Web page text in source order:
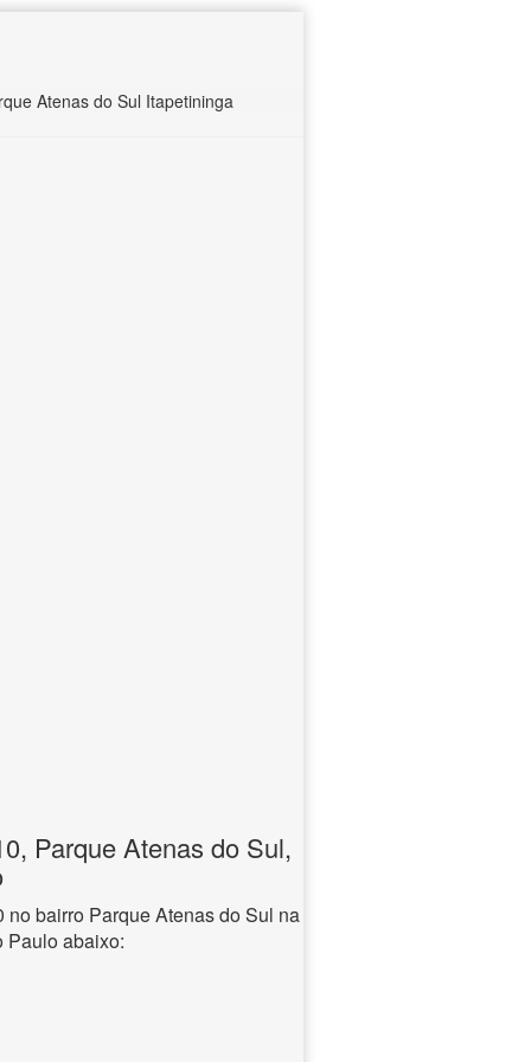
Atenas do Sul Itapetininga
Parque Atenas do Sul,
bairro Parque Atenas do Sul na
Paulo abaixo: